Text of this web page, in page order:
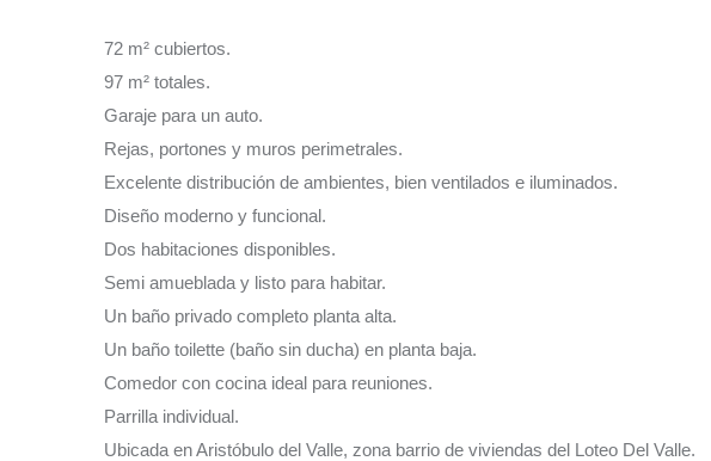
72 m² cubiertos.
97 m² totales.
Garaje para un auto.
Rejas, portones y muros perimetrales.
Excelente distribución de ambientes, bien ventilados e iluminados.
Diseño moderno y funcional.
Dos habitaciones disponibles.
Semi amueblada y listo para habitar.
Un baño privado completo planta alta.
Un baño toilette (baño sin ducha) en planta baja.
Comedor con cocina ideal para reuniones.
Parrilla individual.
Ubicada en Aristóbulo del Valle, zona barrio de viviendas del Loteo Del Valle.